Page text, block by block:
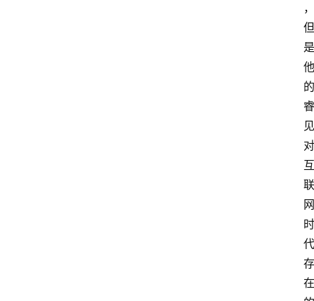
，
但
是
他
的
睿
见
对
互
联
网
时
代
存
在